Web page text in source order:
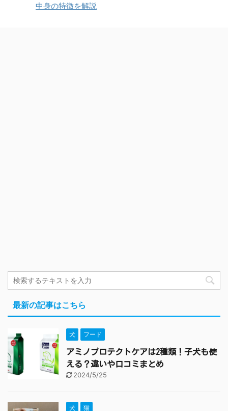
中身の特徴を解説
最新の記事はこちら
犬 フード
アミノプロテクトケアは2種類！子犬も使
える？違いや口コミまとめ
2024/5/25
犬 猫